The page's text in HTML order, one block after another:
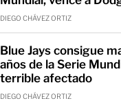
DIEGO CHÁVEZ ORTIZ
Blue Jays consigue
años de la Serie
terrible afectado
DIEGO CHÁVEZ ORTIZ